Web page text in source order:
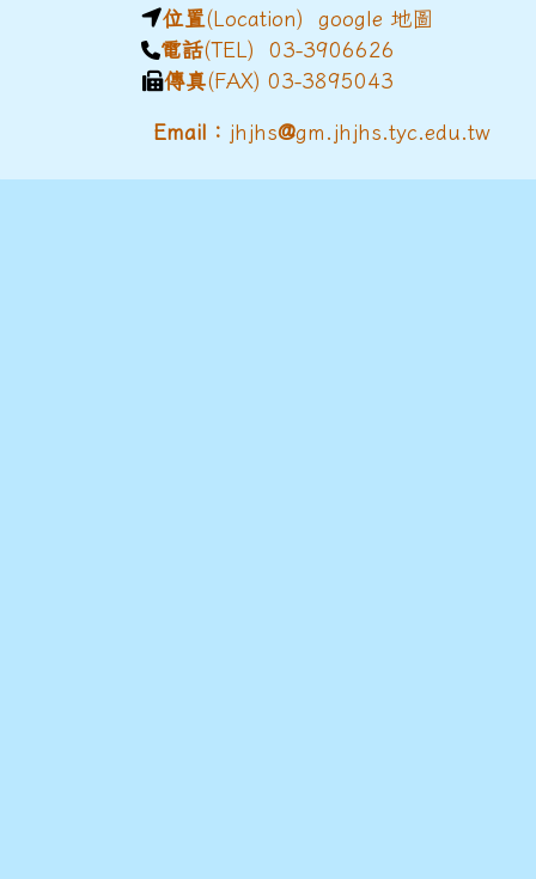
位置(Location) google 地圖
電話(TEL) 03-3906626
傳真(FAX) 03-3895043
Email： jhjhs@gm.jhjhs.tyc.edu.tw